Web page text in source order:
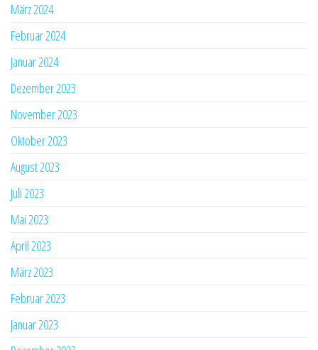
März 2024
Februar 2024
Januar 2024
Dezember 2023
November 2023
Oktober 2023
August 2023
Juli 2023
Mai 2023
April 2023
März 2023
Februar 2023
Januar 2023